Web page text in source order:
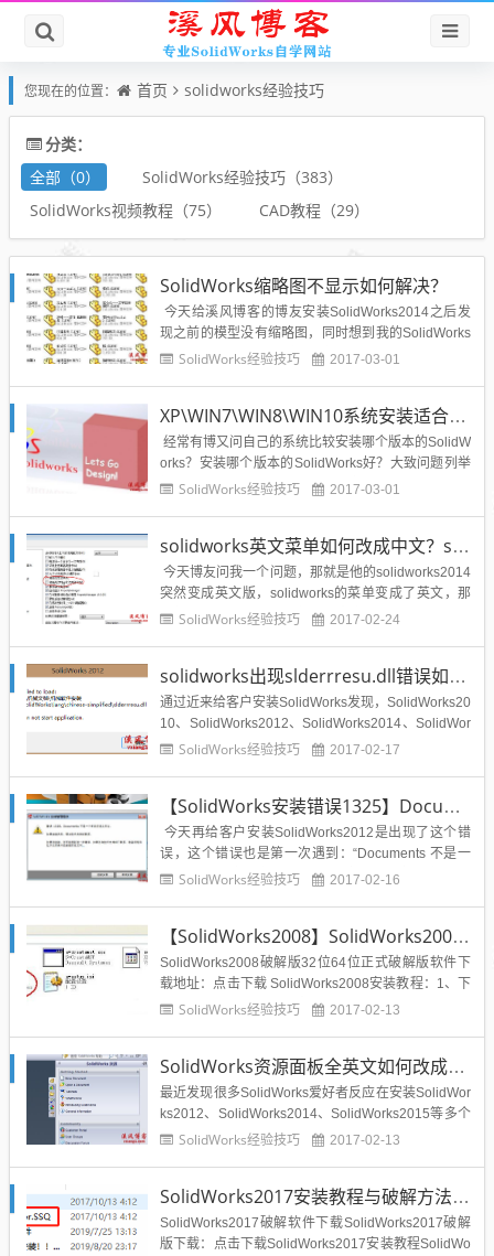
您现在的位置： 首页 solidworks经验技巧
分类：
全部（0）
SolidWorks经验技巧（383）
SolidWorks视频教程（75）
CAD教程（29）
SolidWorks缩略图不显示如何解决？
今天给溪风博客的博友安装SolidWorks2014之后发
现之前的模型没有缩略图，同时想到我的SolidWorks
2012也不显示模型缩略图，如下图所示：那么到底该
意文件夹，点击顶部工具...
SolidWorks经验技巧 2017-03-01
XP\WIN7\WIN8\WIN10系统安装适合哪个版本SolidWorks好？
经常有博又问自己的系统比较安装哪个版本的SolidW
orks？安装哪个版本的SolidWorks好？大致问题列举
如下：电脑系统是xp系统，适合安装SolidWorks哪个
版...
SolidWorks经验技巧 2017-03-01
solidworks英文菜单如何改成中文？solidworks界面中英文如何切换？如何换其他语言？
今天博友问我一个问题，那就是他的solidworks2014
突然变成英文版，solidworks的菜单变成了英文，那
么如何把solidworks英文改成中文呢？solidworks界
SolidWorks经验技巧 2017-02-24
solidworks出现slderrresu.dll错误如何解决？亲测有效
通过近来给客户安装SolidWorks发现，SolidWorks20
10、SolidWorks2012、SolidWorks2014、SolidWor
ks2015、SolidWorks2016、SolidWorks2017都会出
SolidWorks经验技巧 2017-02-17
【SolidWorks安装错误1325】Documents 不是一个有效的短文件名如何解决？
今天再给客户安装SolidWorks2012是出现了这个错
误，这个错误也是第一次遇到：“Documents 不是一
个有效的短文件名”SolidWorks安装错误提示如图所
dit并点击确定...
SolidWorks经验技巧 2017-02-16
【SolidWorks2008】SolidWorks2008安装教程与破解方法亲测可用
SolidWorks2008破解版32位64位正式破解版软件下
载地址：点击下载 SolidWorks2008安装教程：1、下
载软件包并解压，解压密码：vxiang1.com(网址就是
装提示点...
SolidWorks经验技巧 2017-02-13
SolidWorks资源面板全英文如何改成中文？亲测解决办法
最近发现很多SolidWorks爱好者反应在安装SolidWor
ks2012、SolidWorks2014、SolidWorks2015等多个
版本的时候出现了SolidWorks资源面板是英文的情
SolidWorks经验技巧 2017-02-13
SolidWorks2017安装教程与破解方法--亲测能用
SolidWorks2017破解软件下载SolidWorks2017破解
版下载：点击下载SolidWorks2017安装教程SolidWo